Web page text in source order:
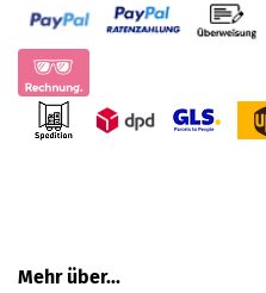
Mehr über...